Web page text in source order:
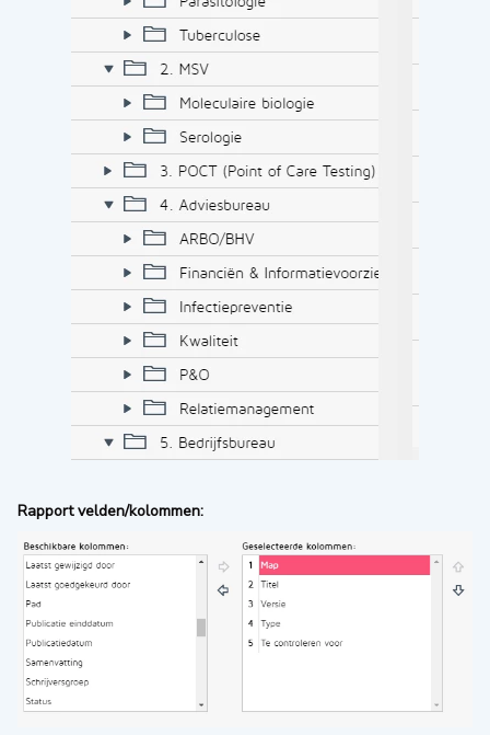
Rapport velden/kolommen: